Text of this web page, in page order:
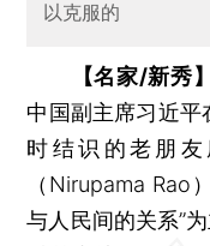
以克服的
【名家/新秀
中国副主席习近
时结识的老朋
（Nirupama Rao
与人民间的关系”